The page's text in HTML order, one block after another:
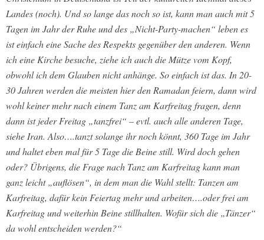
Landes (noch). Und so lange das noch so ist, kann man auch mit 5
Tagen im Jahr der Ruhe und des „Nicht-Party-machen“ leben es
ist einfach eine Sache des Respekts gegenüber den anderen. Wenn
ich eine Kirche besuche, ziehe ich auch die Mütze vom Kopf,
obwohl ich dem Glauben nicht anhänge. So einfach ist das. In 20-
30 Jahren werden die meisten hier den Ramadan feiern, dann wird
wohl keiner mehr nach einem Tanz am Karfreitag fragen, denn
dann ist jeder Freitag „tanzfrei“ – evtl. auch alle anderen Tage,
siehe Iran. Also….tanzt solange ihr noch könnt, 360 Tage im Jahr
und haltet eben mal für 5 Tage die Beine still. Wird doch gehen
oder? Übrigens, die Frage nach Tanz am Karfreitag kann man
ganz leicht „auflösen“, in dem man die Wahl stellt: Tanzen am
Karfreitag, dafür kein Feiertag mehr und arbeiten….oder frei am
Karfreitag und weiterhin Beine stillhalten. Wofür sich die „Tänzer“
da wohl entscheiden werden?“